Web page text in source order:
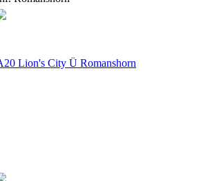
Lion's City Ü Romanshorn